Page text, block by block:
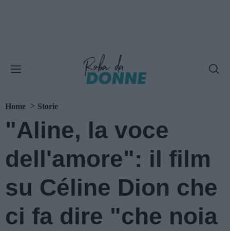
Home Storie
"Aline, la voce
dell'amore": il film
su Céline Dion che
ci fa dire "che noia